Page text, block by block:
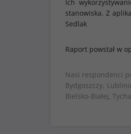
Ich
stanowiska. Z
Sedlak
Raport powstał w
Nasi respondenci
Bydgoszczy,
Bielsko-Białej,